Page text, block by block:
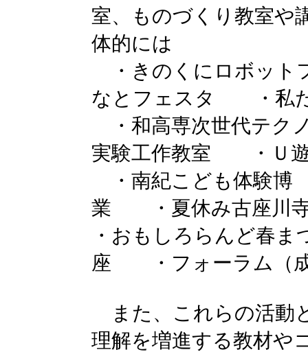
室、ものづくり教室や
体的には
・きのくにロボッ
なとフェスタ ・私
・和高専次世代テ
実験工作教室 ・Ｕ
・南紀こども体験
業 ・夏休み古座川
・おもしろらんど春
座 ・フォーラム（成
また、これらの活動
理解を増進する教材や